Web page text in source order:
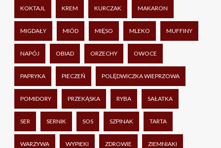
KOKTAJL KREM KURCZAK MAKARON
MIGDAŁY MIÓD MIĘSO MLEKO MUFFINY
NAPÓJ OBIAD ORZECHY OWOCE
PAPRYKA PIECZEŃ POLĘDWICZKA WIEPRZOWA
POMIDORY PRZEKĄSKA RYBA SAŁATKA
SER SERNIK SOS SZPINAK TARTA
WARZYWA WYPIEKI ZDROWIE ZIEMNIAKI